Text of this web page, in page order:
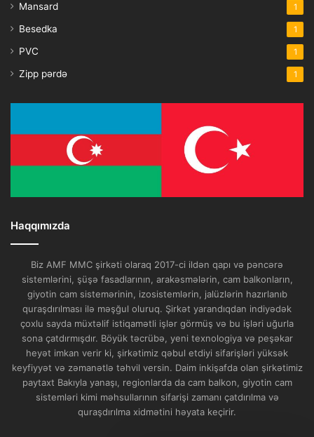
Mansard 1
Besedka 1
PVC 1
Zipp pərdə 1
Haqqımızda
Biz AMF MMC şirkəti olaraq 2017-ci ildən qapı və pəncərə
sistemlərini, şüşə fasadlarının, arakəsmələrin, cam balkonların,
giyotin cam sistemərinin, izosistemlərin, jalüzlərin hazırlanıb
quraşdırılması ilə məşğul oluruq. Şirkət yarandıqdan indiyədək
çoxlu sayda müxtəlif istiqamətli işlər görmüş və bu işləri uğurla
sona çatdırmışdır. Böyük təcrübə, yeni texnologiya və peşəkar
heyət imkan verir ki, şirkətimiz qəbul etdiyi sifarişləri yüksək
keyfiyyət və zəmanətlə təhvil versin. Daim inkişafda olan şirkətimiz
paytaxt Bakıyla yanaşı, regionlarda da cam balkon, giyotin cam
sistemləri kimi məhsullarının sifarişi zamanı çatdırılma və
quraşdırılma xidmətini həyata keçirir.